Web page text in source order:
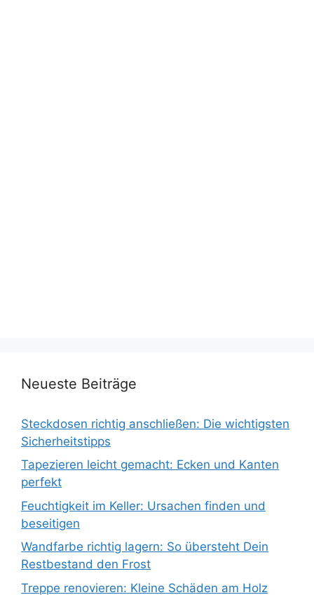
Neueste Beiträge
Steckdosen richtig anschließen: Die wichtigsten
Sicherheitstipps
Tapezieren leicht gemacht: Ecken und Kanten
perfekt
Feuchtigkeit im Keller: Ursachen finden und
beseitigen
Wandfarbe richtig lagern: So übersteht Dein
Restbestand den Frost
Treppe renovieren: Kleine Schäden am Holz